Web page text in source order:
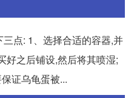
点: 1、选择合适的容器,并
好之后铺设,然后将其喷湿;
证乌龟蛋被...